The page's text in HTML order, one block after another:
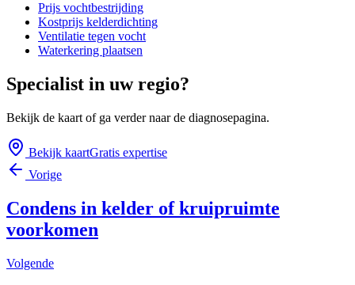
Prijs vochtbestrijding
Kostprijs kelderdichting
Ventilatie tegen vocht
Waterkering plaatsen
Specialist in uw regio?
Bekijk de kaart of ga verder naar de diagnosepagina.
Bekijk kaartGratis expertise
Vorige
Condens in kelder of kruipruimte
voorkomen
Volgende